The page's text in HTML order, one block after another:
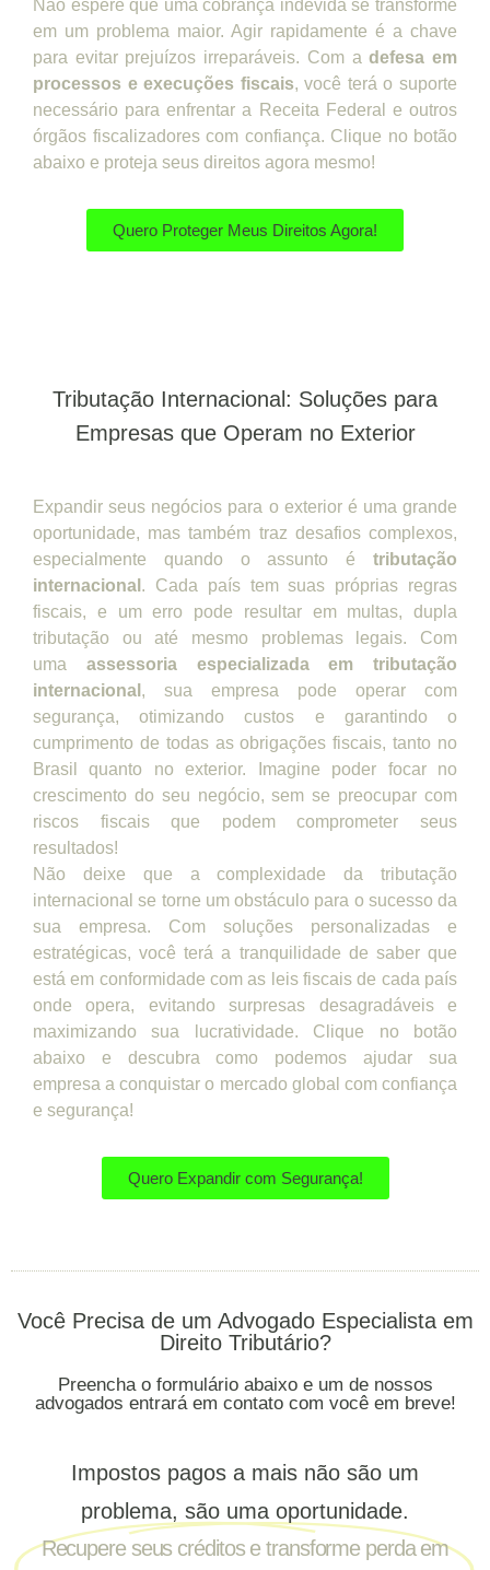
Não espere que uma cobrança indevida se transforme
em um problema maior. Agir rapidamente é a chave
para evitar prejuízos irreparáveis. Com adefesa em
processos e execuções fiscais, você terá o suporte
necessário para enfrentar a Receita Federal e outros
órgãos fiscalizadores com confiança. Clique no botão
abaixo e proteja seus direitos agora mesmo!
Quero Proteger Meus Direitos Agora!
Tributação Internacional: Soluções para
Empresas que Operam no Exterior
Expandir seus negócios para o exterior é uma grande
oportunidade, mas também traz desafios complexos,
especialmente quando o assunto é tributação
internacional . Cada país tem suas próprias regras
fiscais, e um erro pode resultar em multas, dupla
tributação ou até mesmo problemas legais. Com
uma assessoria especializada em tributação
internacional , sua empresa pode operar com
segurança, otimizando custos e garantindo o
cumprimento de todas as obrigações fiscais, tanto no
Brasil quanto no exterior. Imagine poder focar no
crescimento do seu negócio, sem se preocupar com
riscos fiscais que podem comprometer seus
resultados!
Não deixe que a complexidade da tributação
internacional se torne um obstáculo para o sucesso da
sua empresa. Com soluções personalizadas e
estratégicas, você terá a tranquilidade de saber que
está em conformidade com as leis fiscais de cada país
onde opera, evitando surpresas desagradáveis e
maximizando sua lucratividade. Clique no botão
abaixo e descubra como podemos ajudar sua
empresa a conquistar o mercado global com confiança
e segurança!
Quero Expandir com Segurança!
Você Precisa de um Advogado Especialista em
Direito Tributário?
Preencha o formulário abaixo e um de nossos
advogados entrará em contato com você em breve!
Impostos pagos a mais não são um
problema, são uma oportunidade.
Recupere seus créditos e transforme perda em